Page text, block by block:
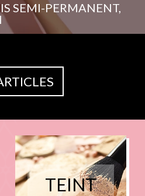
SEMI-PERMANENT,
TEINT